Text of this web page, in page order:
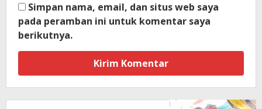
Simpan nama, email, dan situs web saya
pada peramban ini untuk komentar saya
berikutnya.